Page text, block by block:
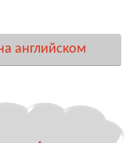
английском